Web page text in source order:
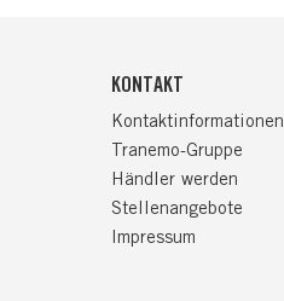
KONTAKT
Kontaktinformationen
Tranemo-Gruppe
Händler werden
Stellenangebote
Impressum